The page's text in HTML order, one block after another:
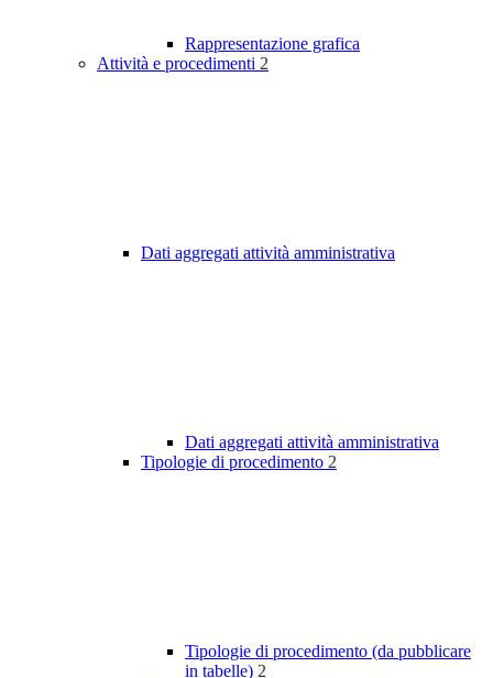
Rappresentazione grafica
Attività e procedimenti 2
Dati aggregati attività amministrativa
Dati aggregati attività amministrativa
Tipologie di procedimento 2
Tipologie di procedimento (da pubblicare
in tabelle) 2